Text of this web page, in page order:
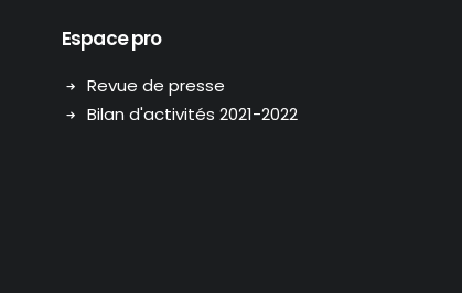
Espace pro
Revue de presse
Bilan d'activités 2021-2022